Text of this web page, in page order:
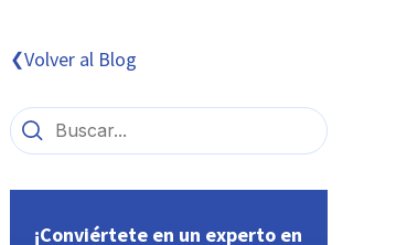
❮Volver al Blog
¡Conviértete en un experto en